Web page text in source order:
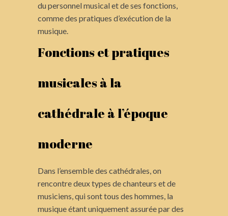
du personnel musical et de ses fonctions,
comme des pratiques d’exécution de la
musique.
Fonctions et pratiques
musicales à la
cathédrale à l’époque
moderne
Dans l’ensemble des cathédrales, on
rencontre deux types de chanteurs et de
musiciens, qui sont tous des hommes, la
musique étant uniquement assurée par des